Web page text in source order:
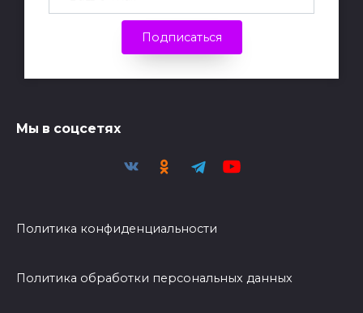
Подписаться
Мы в соцсетях
Политика конфиденциальности
Политика обработки персональных данных